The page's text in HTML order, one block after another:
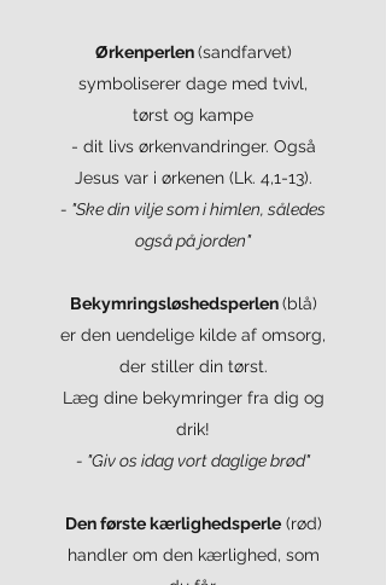
Ørkenperlen(sandfarvet)
symboliserer dage med tvivl,
tørst og kampe
- dit livs ørkenvandringer. Også
Jesus var i ørkenen (Lk. 4,1-13).
- "Ske din vilje som i himlen, således
også på jorden"
Bekymringsløshedsperlen(blå)
er den uendelige kilde af omsorg,
der stiller din tørst.
Læg dine bekymringer fra dig og
drik!
- "Giv os idag vort daglige brød"
Den første kærlighedsperle(rød)
handler om den kærlighed, som